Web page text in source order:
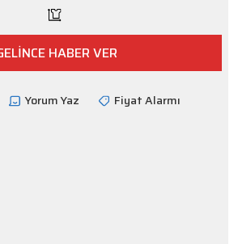
HABER VER
Yorum Yaz Fiyat Alarmı